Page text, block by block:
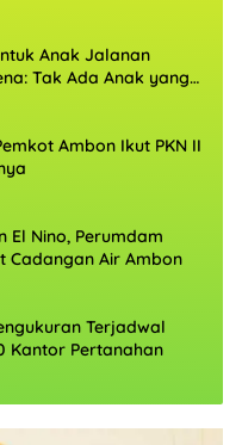
Anak Jalanan
Tak Ada Anak yang
Depannya
Ambon Ikut PKN II
El Nino, Perumdam
Cadangan Air Ambon
Terjadwal
Kantor Pertanahan